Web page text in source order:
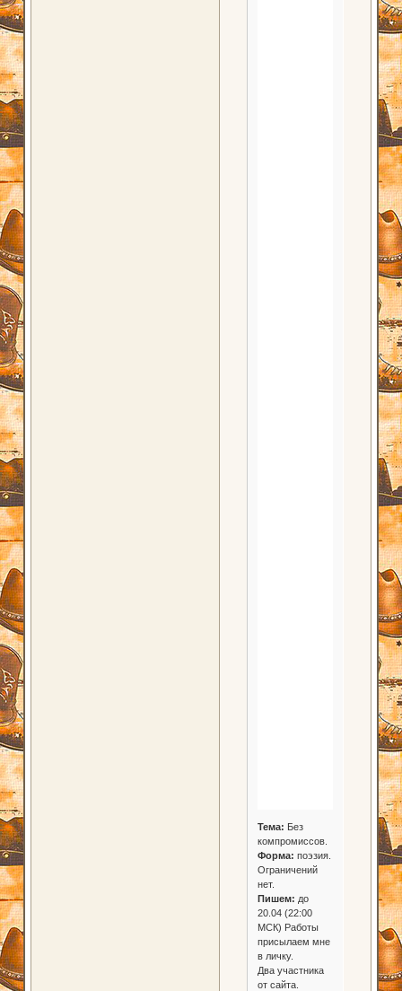
Тема: Без
компромиссов.
Форма: поэзия.
Ограничений
нет.
Пишем: до
20.04 (22:00
МСК) Работы
присылаем мне
в личку.
Два участника
от сайта.